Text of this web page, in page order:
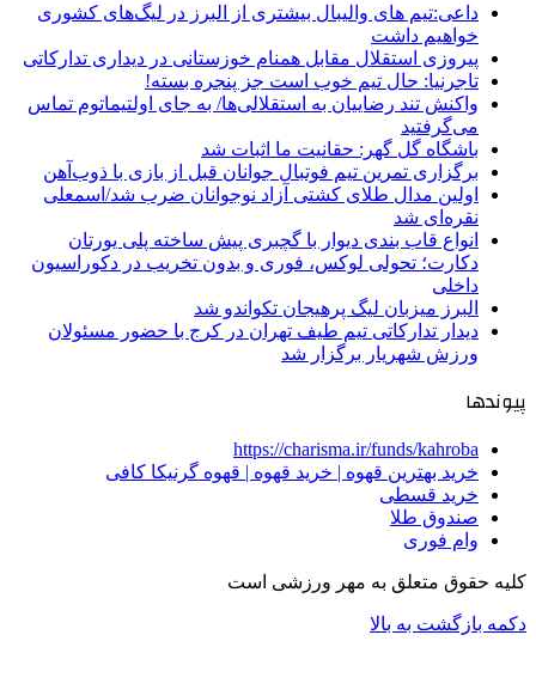
داعی:تیم های والیبال بیشتری از البرز در لیگ‌های کشوری
خواهیم داشت
پیروزی استقلال مقابل همنام خوزستانی در دیداری تدارکاتی
تاجرنیا: حال تیم خوب است جز پنجره بسته!
واکنش تند رضاییان به استقلالی‌ها/ به جای اولتیماتوم تماس
می‌گرفتید
باشگاه گل گهر: حقانیت ما اثبات شد
برگزاری تمرین تیم فوتبال جوانان قبل از بازی با ذوب‌آهن
اولین مدال طلای کشتی آزاد نوجوانان ضرب شد/اسمعلی
نقره‌ای شد
انواع قاب بندی دیوار با گچبری پیش ساخته پلی یورتان
دکارت؛ تحولی لوکس، فوری و بدون تخریب در دکوراسیون
داخلی
البرز میزبان لیگ پرهیجان تکواندو شد
دیدار تدارکاتی تیم طیف تهران در کرج با حضور مسئولان
ورزش شهریار برگزار شد
پیوندها
https://charisma.ir/funds/kahroba
خرید بهترین قهوه | خرید قهوه | قهوه گرنیکا کافی
خرید قسطی
صندوق طلا
وام فوری
کلیه حقوق متعلق به مهر ورزشی است
دکمه بازگشت به بالا